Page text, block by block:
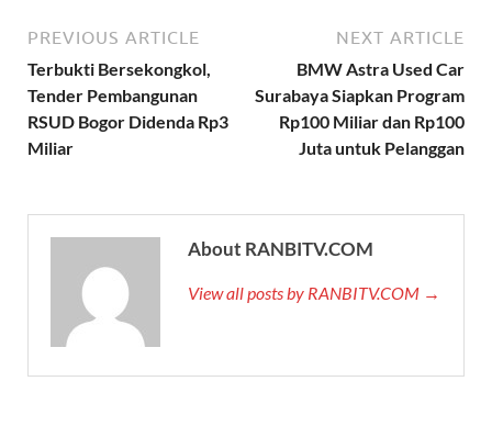
PREVIOUS ARTICLE
Terbukti Bersekongkol,
Tender Pembangunan
RSUD Bogor Didenda Rp3
Miliar
NEXT ARTICLE
BMW Astra Used Car
Surabaya Siapkan Program
Rp100 Miliar dan Rp100
Juta untuk Pelanggan
About RANBITV.COM
View all posts by RANBITV.COM →